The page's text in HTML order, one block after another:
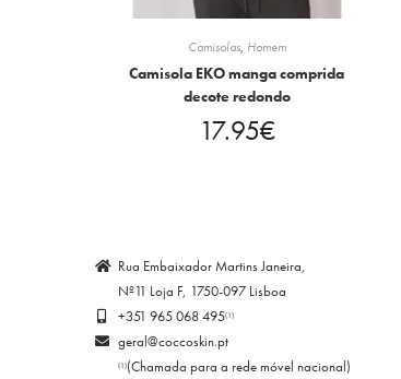
Camisolas, Homem
Camisola EKO manga comprida
decote redondo
17.95€
Rua Embaixador Martins Janeira,
Nº11 Loja F, 1750-097 Lisboa
+351 965 068 495(1)
geral@coccoskin.pt
(1)(Chamada para a rede móvel nacional)